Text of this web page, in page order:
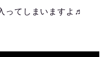
ってしまいますよ♬